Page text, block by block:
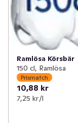
Ramlösa Körsbär
150 cl, Ramlösa
Prismatch
10,88 kr
7,25 kr /l